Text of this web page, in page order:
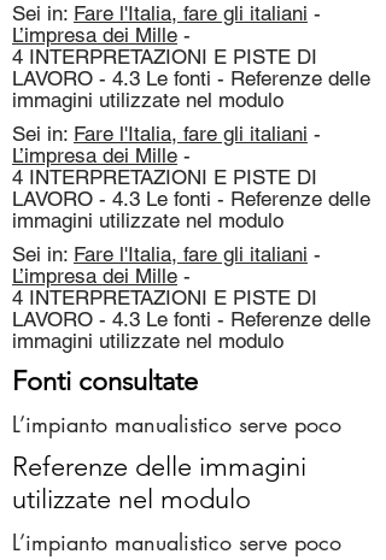
Sei in: Fare l'Italia, fare gli italiani -
L’impresa dei Mille -
4 INTERPRETAZIONI E PISTE DI
LAVORO - 4.3 Le fonti - Referenze delle
immagini utilizzate nel modulo
Sei in: Fare l'Italia, fare gli italiani -
L’impresa dei Mille -
4 INTERPRETAZIONI E PISTE DI
LAVORO - 4.3 Le fonti - Referenze delle
immagini utilizzate nel modulo
Sei in: Fare l'Italia, fare gli italiani -
L’impresa dei Mille -
4 INTERPRETAZIONI E PISTE DI
LAVORO - 4.3 Le fonti - Referenze delle
immagini utilizzate nel modulo
Fonti consultate
L’impianto manualistico serve poco
Referenze delle immagini
utilizzate nel modulo
L’impianto manualistico serve poco